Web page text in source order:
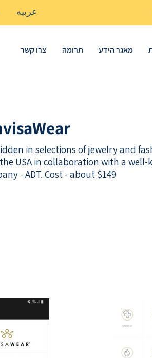
عربيه
מאגר הידע תרומה צרו קשר
in selections of jewelry and
USA in collaboration with a well-
- ADT. Cost - about $149;